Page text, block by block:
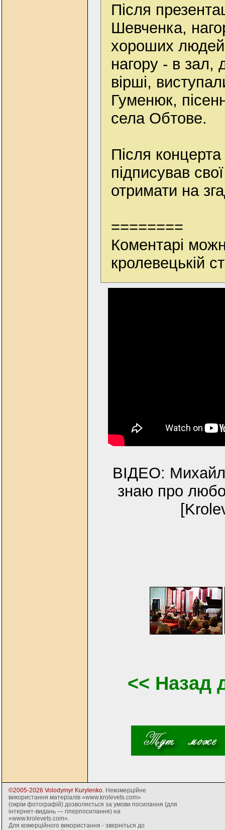
Після
Шевченка,
хороших
нагору - в зал,
вірші,
Гуменюк,
села Обтове.
Після
підписував
отримати на
========
Коментарі
кролевецькій
ВІДЕО:
знаю про
<< Назад
©2005-2026 Volodymyr Kurylenko . Некомерційне
використання матеріалів «www.krolevets.com»
(окрім фотографій) дозволяється за умови посилання (для
інтернет-видань — гіперпосилання) на
«www.krolevets.com».
Для комерційного використання - зверніться до